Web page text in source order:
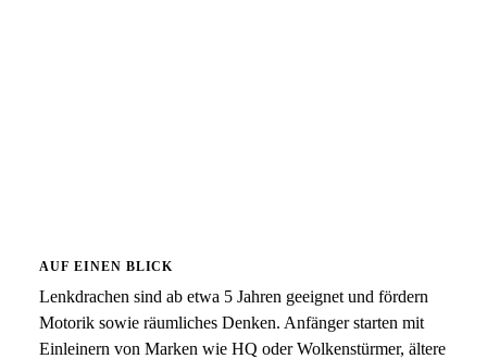
AUF EINEN BLICK
Lenkdrachen sind ab etwa 5 Jahren geeignet und fördern
Motorik sowie räumliches Denken. Anfänger starten mit
Einleinern von Marken wie HQ oder Wolkenstürmer, ältere